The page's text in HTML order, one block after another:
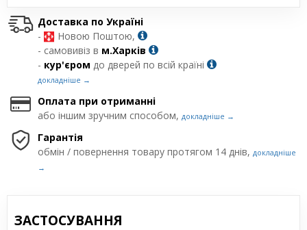
Доставка по Україні
-
Новою Поштою,
- самовивіз в м.Харків
- кур'єром до дверей по всій країні
докладніше →
Оплата при отриманні
або іншим зручним способом, докладніше →
Гарантія
обмін / повернення товару протягом 14 днів, докладніше
→
ЗАСТОСУВАННЯ